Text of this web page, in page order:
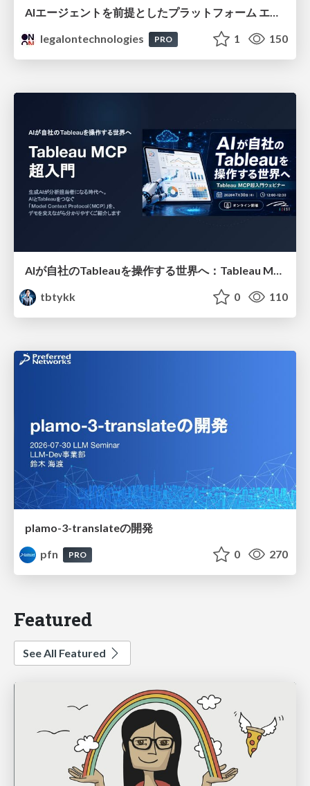
AIエージェントを前提としたプラットフォーム エンジニアリング：GKEで作るAgent-Ready Golden Path
legalontechnologies
PRO 1 150
tbtykk
0 110
plamo-3-translateの開発
pfn
PRO 0 270
Featured
See All Featured